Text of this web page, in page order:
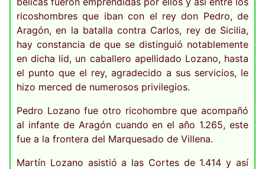
ricoshombres que iban con el rey don Pedro, de
Aragón, en la batalla contra Carlos, rey de Sicilia,
hay constancia de que se distinguió notablemente
en dicha lid, un caballero apellidado Lozano, hasta
el punto que el rey, agradecido a sus servicios, le
hizo merced de numerosos privilegios.
Pedro Lozano fue otro ricohombre que acompañó
al infante de Aragón cuando en el año 1.265, este
fue a la frontera del Marquesado de Villena.
Martín Lozano asistió a las Cortes de 1.414 y así